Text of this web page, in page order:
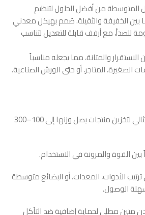
المتوسطة من أفضل الحلول لتنظيم
بين الخفيفة والثقيلة. صُمم بهيكل معدني
مع أرفف قابلة للتعديل لتناسب
والمتانة، مما يجعله مناسباً
الصغيرة، المتاجر، أو حتى الورش الصناعية.
: مثالي لتخزين منتجات يصل وزنها إلى 100–300
بين القوة والمرونة في الاستخدام.
الأدوات، المعدات، أو البضائع متوسطة
الوصول.
متين مطلي لحماية إضافية ضد التآكل